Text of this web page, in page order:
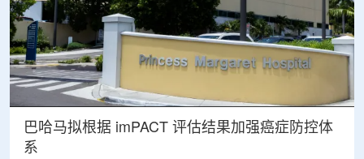
巴哈马拟根据 imPACT 评估结果加强癌症防控体
系